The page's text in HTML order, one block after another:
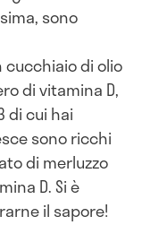
sono
cucchiaio di olio
di vitamina D,
di cui hai
sono ricchi
di merluzzo
D. Si è
il sapore!